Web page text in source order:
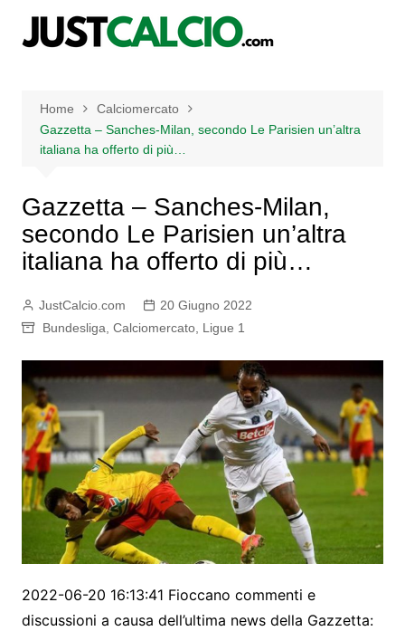
Home
Calciomercato
Gazzetta – Sanches-Milan, secondo Le Parisien un’altra
italiana ha offerto di più…
Gazzetta – Sanches-Milan,
secondo Le Parisien un’altra
italiana ha offerto di più…
JustCalcio.com
20 Giugno 2022
Bundesliga Calciomercato, Ligue 1
2022-06-20 16:13:41 Fioccano commenti e
discussioni a causa dell’ultima news della Gazzetta: